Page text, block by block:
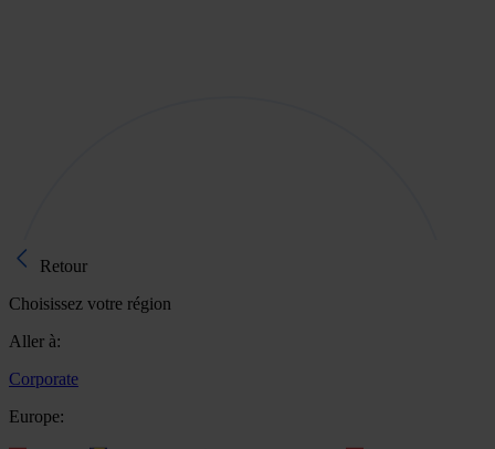
Retour
Choisissez votre région
Aller à:
Corporate
Europe: